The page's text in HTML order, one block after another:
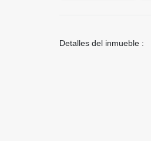
Detalles del inmueble :